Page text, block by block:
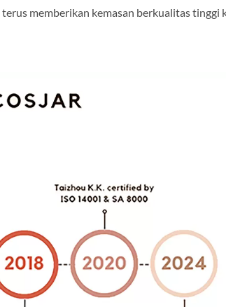
memberikan kemasan berkualitas tinggi